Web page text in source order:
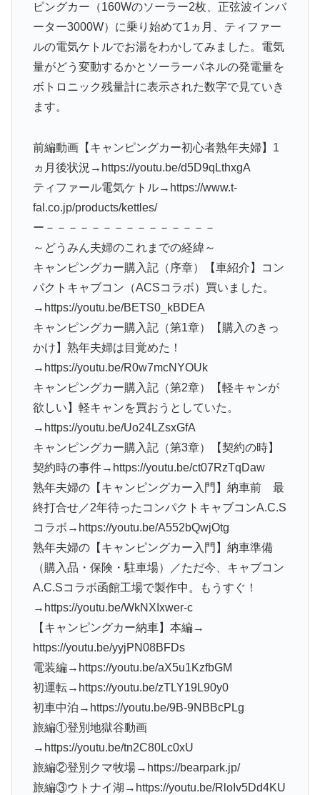
ピングカー（160Wのソーラー2枚、正弦波インバ
ーター3000W）に乗り始めて1ヵ月、ティファー
ルの電気ケトルでお湯をわかしてみました。電気
量がどう変動するかとソーラーパネルの発電量を
ボトロニック残量計に表示された数字で見ていき
ます。
前編動画【キャンピングカー初心者熟年夫婦】1
ヵ月後状況→https://youtu.be/d5D9qLthxgA
ティファール電気ケトル→https://www.t-
fal.co.jp/products/kettles/
ー－－－－－－－－－－－－－－－
～どうみん夫婦のこれまでの経緯～
キャンピングカー購入記（序章）【車紹介】コン
パクトキャブコン（ACSコラボ）買いました。
→https://youtu.be/BETS0_kBDEA
キャンピングカー購入記（第1章）【購入のきっ
かけ】熟年夫婦は目覚めた！
→https://youtu.be/R0w7mcNYOUk
キャンピングカー購入記（第2章）【軽キャンが
欲しい】軽キャンを買おうとしていた。
→https://youtu.be/Uo24LZsxGfA
キャンピングカー購入記（第3章）【契約の時】
契約時の事件→https://youtu.be/ct07RzTqDaw
熟年夫婦の【キャンピングカー入門】納車前 最
終打合せ／2年待ったコンパクトキャブコンA.C.S
コラボ→https://youtu.be/A552bQwjOtg
熟年夫婦の【キャンピングカー入門】納車準備
（購入品・保険・駐車場）／ただ今、キャブコン
A.C.Sコラボ函館工場で製作中。もうすぐ！
→https://youtu.be/WkNXIxwer-c
【キャンピングカー納車】本編→
https://youtu.be/yyjPN08BFDs
電装編→https://youtu.be/aX5u1KzfbGM
初運転→https://youtu.be/zTLY19L90y0
初車中泊→https://youtu.be/9B-9NBBcPLg
旅編①登別地獄谷動画
→https://youtu.be/tn2C80Lc0xU
旅編②登別クマ牧場→https://bearpark.jp/
旅編③ウトナイ湖→https://youtu.be/RloIv5Dd4KU